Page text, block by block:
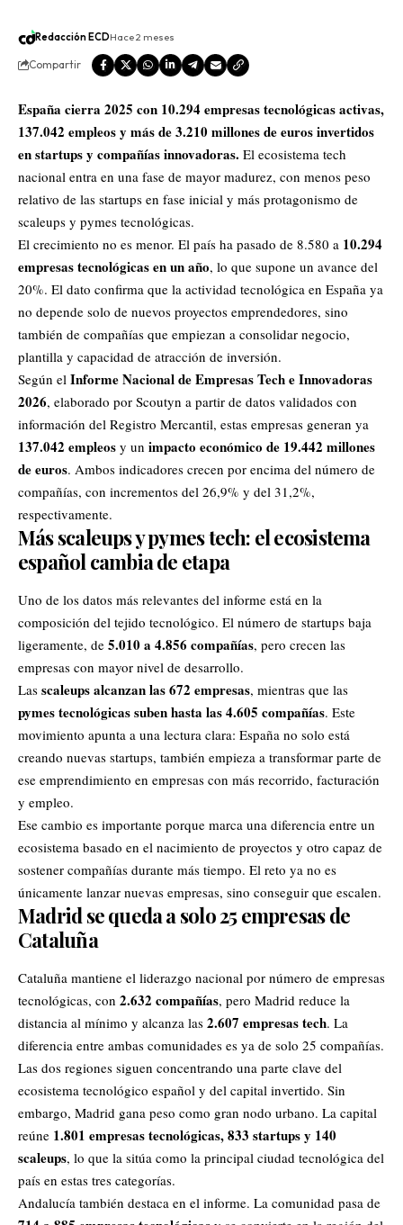
Redacción ECDHace 2 meses
Compartir
España cierra 2025 con 10.294 empresas tecnológicas activas,
137.042 empleos y más de 3.210 millones de euros invertidos
en startups y compañías innovadoras. El ecosistema tech
nacional entra en una fase de mayor madurez, con menos peso
relativo de las startups en fase inicial y más protagonismo de
scaleups y pymes tecnológicas.
El crecimiento no es menor. El país ha pasado de 8.580 a 10.294
empresas tecnológicas en un año, lo que supone un avance del
20%. El dato confirma que la actividad tecnológica en España ya
no depende solo de nuevos proyectos emprendedores, sino
también de compañías que empiezan a consolidar negocio,
plantilla y capacidad de atracción de inversión.
Según el Informe Nacional de Empresas Tech e Innovadoras
2026, elaborado por Scoutyn a partir de datos validados con
información del Registro Mercantil, estas empresas generan ya
137.042 empleos y un impacto económico de 19.442 millones
de euros. Ambos indicadores crecen por encima del número de
compañías, con incrementos del 26,9% y del 31,2%,
respectivamente.
Más scaleups y pymes tech: el ecosistema
español cambia de etapa
Uno de los datos más relevantes del informe está en la
composición del tejido tecnológico. El número de startups baja
ligeramente, de 5.010 a 4.856 compañías, pero crecen las
empresas con mayor nivel de desarrollo.
Las scaleups alcanzan las 672 empresas, mientras que las
pymes tecnológicas suben hasta las 4.605 compañías. Este
movimiento apunta a una lectura clara: España no solo está
creando nuevas startups, también empieza a transformar parte de
ese emprendimiento en empresas con más recorrido, facturación
y empleo.
Ese cambio es importante porque marca una diferencia entre un
ecosistema basado en el nacimiento de proyectos y otro capaz de
sostener compañías durante más tiempo. El reto ya no es
únicamente lanzar nuevas empresas, sino conseguir que escalen.
Madrid se queda a solo 25 empresas de
Cataluña
Cataluña mantiene el liderazgo nacional por número de empresas
tecnológicas, con 2.632 compañías, pero Madrid reduce la
distancia al mínimo y alcanza las 2.607 empresas tech. La
diferencia entre ambas comunidades es ya de solo 25 compañías.
Las dos regiones siguen concentrando una parte clave del
ecosistema tecnológico español y del capital invertido. Sin
embargo, Madrid gana peso como gran nodo urbano. La capital
reúne 1.801 empresas tecnológicas, 833 startups y 140
scaleups, lo que la sitúa como la principal ciudad tecnológica del
país en estas tres categorías.
Andalucía también destaca en el informe. La comunidad pasa de